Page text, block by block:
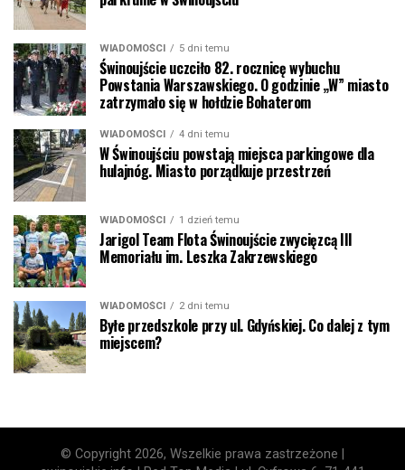
WIADOMOŚCI 5 dni temu
Świnoujście uczciło 82. rocznicę wybuchu
Powstania Warszawskiego. O godzinie „W” miasto
zatrzymało się w hołdzie Bohaterom
WIADOMOŚCI 4 dni temu
W Świnoujściu powstają miejsca parkingowe dla
hulajnóg. Miasto porządkuje przestrzeń
WIADOMOŚCI 1 dzień temu
Jarigol Team Flota Świnoujście zwycięzcą III
Memoriału im. Leszka Zakrzewskiego
WIADOMOŚCI 2 dni temu
Byłe przedszkole przy ul. Gdyńskiej. Co dalej z tym
miejscem?
© Copyright 2026, Wszelkie prawa zastrzeżone |